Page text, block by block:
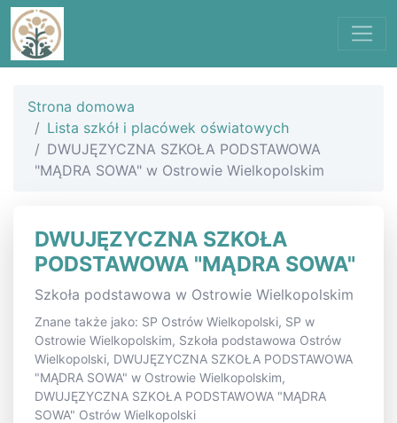
Strona domowa
Lista szkół i placówek oświatowych
DWUJĘZYCZNA SZKOŁA PODSTAWOWA
"MĄDRA SOWA" w Ostrowie Wielkopolskim
DWUJĘZYCZNA SZKOŁA
PODSTAWOWA "MĄDRA SOWA"
Szkoła podstawowa w Ostrowie Wielkopolskim
Znane także jako: SP Ostrów Wielkopolski, SP w
Ostrowie Wielkopolskim, Szkoła podstawowa Ostrów
Wielkopolski, DWUJĘZYCZNA SZKOŁA PODSTAWOWA
"MĄDRA SOWA" w Ostrowie Wielkopolskim,
DWUJĘZYCZNA SZKOŁA PODSTAWOWA "MĄDRA
SOWA" Ostrów Wielkopolski